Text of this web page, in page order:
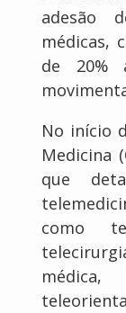
adesão
médicas,
de 20%
No início
Medicina
que
como